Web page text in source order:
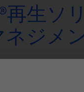
再生ソ
ジメ
市, Japan